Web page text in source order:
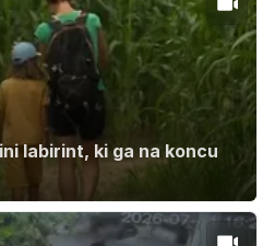
labirint, ki ga na koncu